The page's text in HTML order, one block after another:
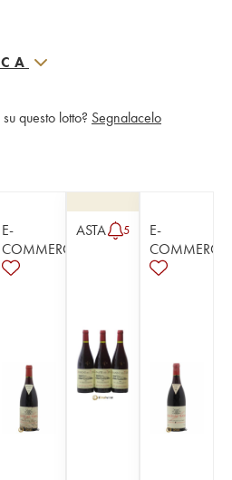
questo lotto? Segnalacelo
E-
COMMERCE
ASTA 5
E-
COMMERCE